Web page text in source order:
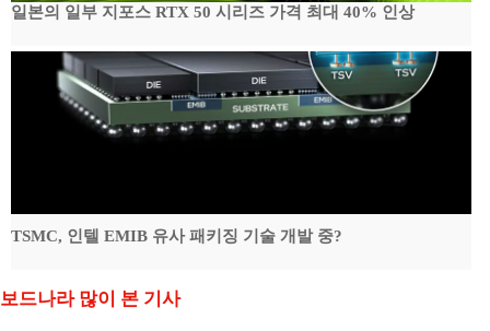
일본의 일부 지포스 RTX 50 시리즈 가격 최대 40% 인상
TSMC, 인텔 EMIB 유사 패키징 기술 개발 중?
보드나라 많이 본 기사